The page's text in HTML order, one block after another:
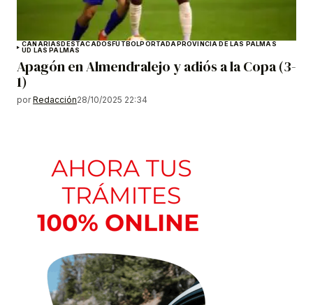
CANARIASDESTACADOSFÚTBOLPORTADAPROVINCIA DE LAS PALMAS
UD LAS PALMAS
Apagón en Almendralejo y adiós a la Copa (3-
1)
por Redacción28/10/2025 22:34